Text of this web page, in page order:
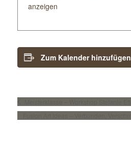
anzeigen
Zum Kalender hinzufügen